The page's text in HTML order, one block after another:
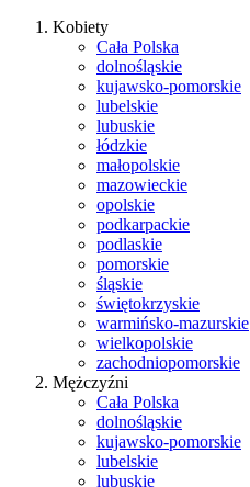
Kobiety
Cała Polska
dolnośląskie
kujawsko-pomorskie
lubelskie
lubuskie
łódzkie
małopolskie
mazowieckie
opolskie
podkarpackie
podlaskie
pomorskie
śląskie
świętokrzyskie
warmińsko-mazurskie
wielkopolskie
zachodniopomorskie
Mężczyźni
Cała Polska
dolnośląskie
kujawsko-pomorskie
lubelskie
lubuskie